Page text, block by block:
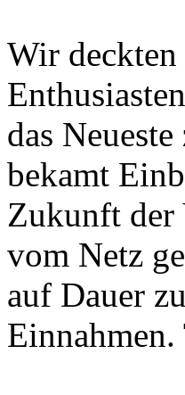
Wir deckten
das
bekamt
Zukunft der
vom Netz
auf Dauer